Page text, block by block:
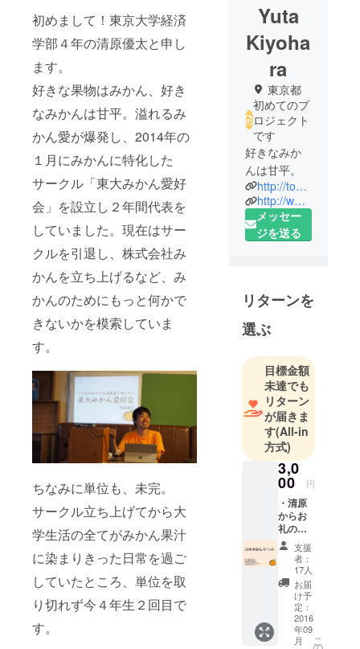
初めまして！東京大学経済
学部４年の清原優太と申し
ます。
好きな果物はみかん、好き
なみかんは甘平。溢れるみ
かん愛が爆発し、2014年の
１月にみかんに特化した
サークル「東大みかん愛好
会」を設立し２年間代表を
していました。現在はサー
クルを引退し、株式会社み
かんを立ち上げるなど、み
かんのためにもっと何かで
きないかを模索していま
す。
ちなみに単位も、未完。
サークル立ち上げてから大
学生活の全てがみかん果汁
に染まりきった日常を過ご
していたところ、単位を取
り切れず今４年生２回目で
す。
Yuta
Kiyoha
ra
東京都
初めてのプ
ロジェクト
です
好きなみか
んは甘平。
http://todai-umeet.com/article/571/
http://www.mikan-inc.net
メッセー
ジを送る
リターンを
選ぶ
目標金額
未達でも
リターン
が届きま
す(All-in
方式)
3,0
00 円
・清原
からお
礼のサ
ンクス
メール
・日本
みかん
サミッ
ト報告
会ご招
待券
（報告
支援
者：
17人
お届
け予
定：
2016
年09
月
こ